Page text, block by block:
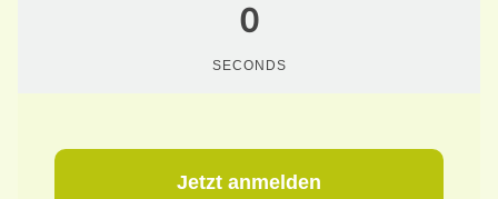
0
SECONDS
Jetzt anmelden